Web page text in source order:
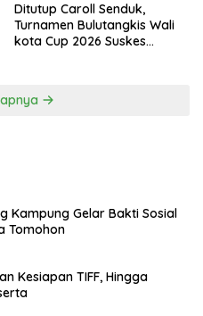
Ditutup Caroll Senduk,
Turnamen Bulutangkis Wali
kota Cup 2026 Suskes
Kampung Gelar Bakti Sosial
Tomohon
Kesiapan TIFF, Hingga